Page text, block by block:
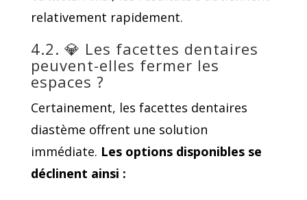
relativement rapidement.
4.2. 💎 Les facettes dentaires
peuvent-elles fermer les
espaces ?
Certainement, les facettes dentaires
diastème offrent une solution
immédiate. Les options disponibles se
déclinent ainsi :